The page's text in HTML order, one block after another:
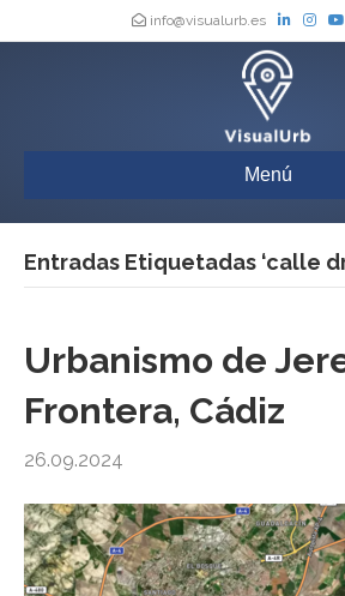
info@visualurb.es
Menú
Entradas Etiquetadas ‘calle
Urbanismo de
Frontera, Cádiz
26.09.2024